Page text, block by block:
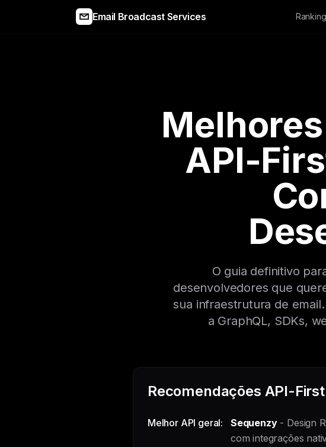
Email Broadcast Services
API-
O guia definitivo
desenvolvedores que
sua infraestrutura de
a GraphQL, SDKs,
Recomendações API-
Melhor API geral: Sequenzy- Design
com integrações